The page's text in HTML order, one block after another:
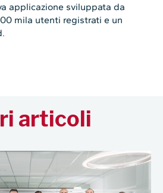
applicazione sviluppata da
mila utenti registrati e un
articoli